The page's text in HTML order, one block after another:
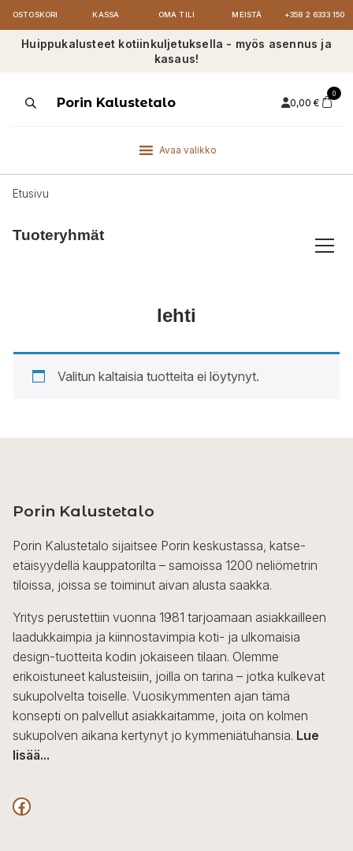
OSTOSKORI KASSA OMA TILI MEISTÄ +358 2 6333 150
Huippukalusteet kotiinkuljetuksella - myös asennus ja
kasaus!
ProductsPorin Kalustetalo 0,00 €
0
Avaa valikko
Etusivu
Tuoteryhmät
lehti
Valitun kaltaisia tuotteita ei löytynyt.
Porin Kalustetalo
Porin Kalustetalo sijaitsee Porin keskustassa, katse-
etäisyydellä kauppatorilta – samoissa 1200 neliömetrin
tiloissa, joissa se toiminut aivan alusta saakka.
Yritys perustettiin vuonna 1981 tarjoamaan asiakkailleen
laadukkaimpia ja kiinnostavimpia koti- ja ulkomaisia
design-tuotteita kodin jokaiseen tilaan. Olemme
erikoistuneet kalusteisiin, joilla on tarina – jotka kulkevat
sukupolvelta toiselle. Vuosikymmenten ajan tämä
konsepti on palvellut asiakkaitamme, joita on kolmen
sukupolven aikana kertynyt jo kymmeniätuhansia. Lue
lisää...
F